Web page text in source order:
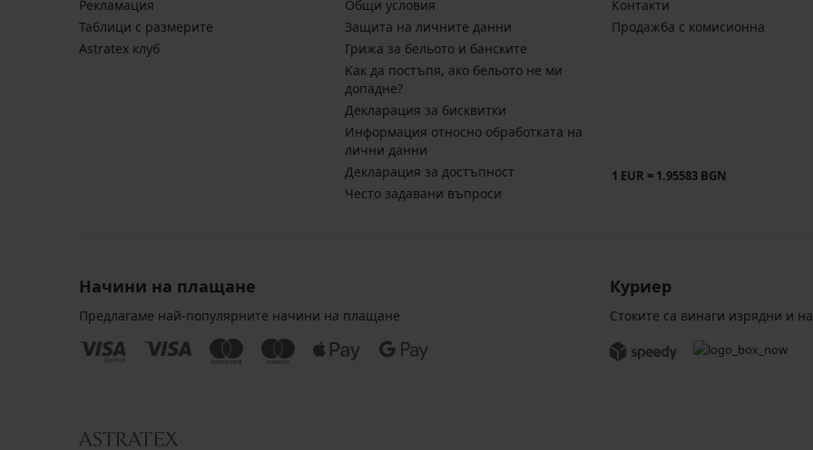
Pекламация
Таблици с размерите
Astratex клуб
Общи условия
Защита на личните данни
Грижа за бельото и банските
Kак да постъпя, ако бельото не ми
допадне?
Декларация за бисквитки
Информация относно обработката на
лични данни
Декларация за достъпност
Често задавани въпроси
Контакти
Продажба с комисионна
1 EUR = 1.95583 BGN
Начини на плащане
Предлагаме най-популярните начини на плащане
Куриер
Стоките са винаги изрядни и